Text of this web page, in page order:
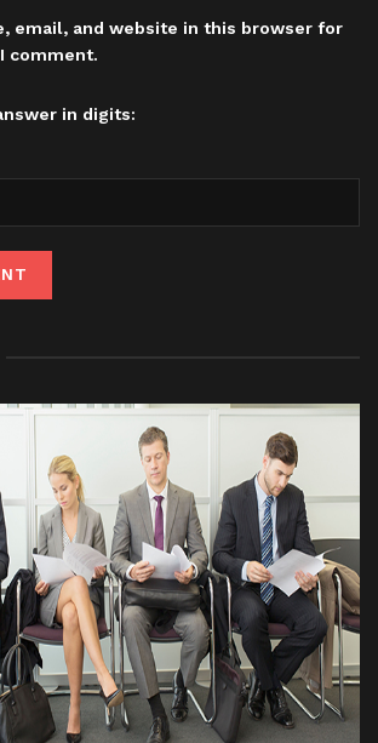
email, and website in this browser for
comment.
in digits: